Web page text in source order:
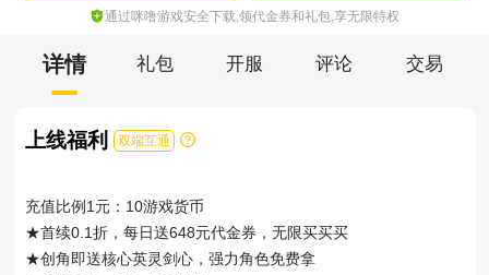
通过咪噜游戏安全下载,领代金券和礼包,享无限特权
详情 礼包 开服 评论 交易
上线福利 双端互通
充值比例1元：10游戏货币
★首续0.1折，每日送648元代金券，无限买买买
★创角即送核心英灵剑心，强力角色免费拿